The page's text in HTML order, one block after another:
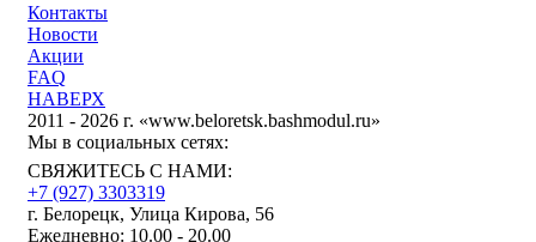
Контакты
Новости
Акции
FAQ
НАВЕРХ
2011 - 2026 г. «www.beloretsk.bashmodul.ru»
Мы в социальных сетях:
СВЯЖИТЕСЬ С НАМИ:
+7 (927) 3303319
г. Белорецк, Улица Кирова, 56
Ежедневно: 10.00 - 20.00